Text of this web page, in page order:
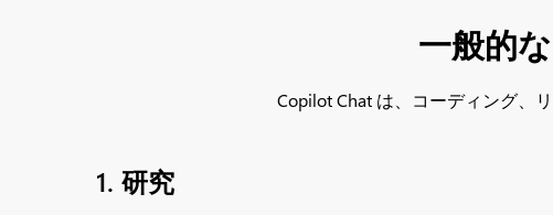
一般的
Copilot Chat は、コーディング、
1. 研究